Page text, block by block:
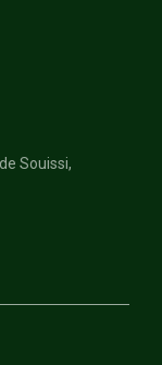
Souissi,